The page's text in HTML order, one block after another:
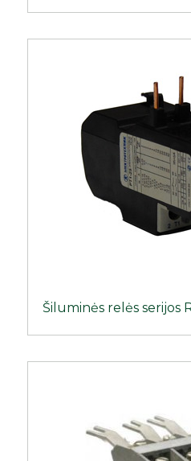
Šiluminės relės serijos